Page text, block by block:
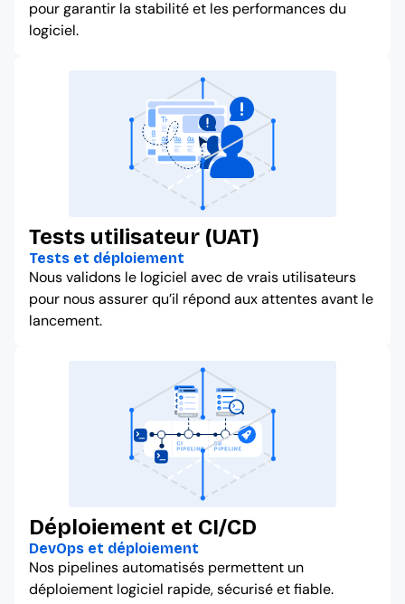
pour garantir la stabilité et les performances du
logiciel.
Tests utilisateur (UAT)
Tests et déploiement
Nous validons le logiciel avec de vrais utilisateurs
pour nous assurer qu’il répond aux attentes avant le
lancement.
Déploiement et CI/CD
DevOps et déploiement
Nos pipelines automatisés permettent un
déploiement logiciel rapide, sécurisé et fiable.